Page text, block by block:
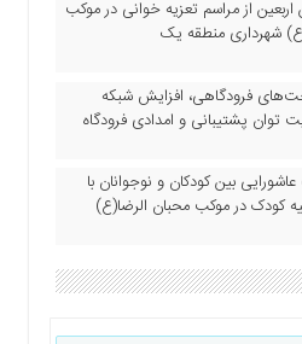
اربعین از مراسم تعزیه خوانی در موکب
شهرداری منطقه یک
فرودگاهی، افزایش شبکه
توان پشتیبانی و امدادی فرودگاه
بین کودکان و نوجوانان با
کودک در موکب محبان الرضا(ع)